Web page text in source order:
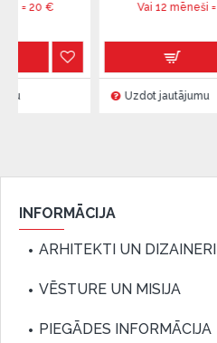
Vai 12 mēneši =15€
Uzdot jautājumu
INFORMĀCIJA
ARHITEKTI UN DIZAINERI
VĒSTURE UN MISIJA
PIEGĀDES INFORMĀCIJA